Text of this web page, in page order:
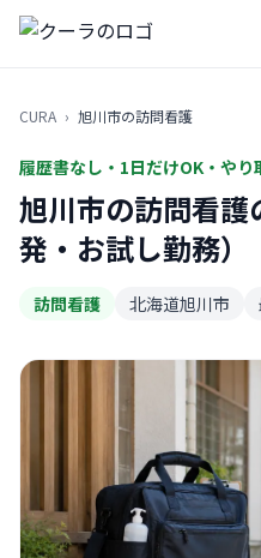
CURA › 旭川市の訪問看護
履歴書なし・1日だけOK・や
旭川市の訪問看
発・お試し勤務）
訪問看護 北海道旭川市